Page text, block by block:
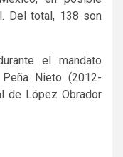
Del total, 138 son
el mandato
Nieto (2012-
de López Obrador